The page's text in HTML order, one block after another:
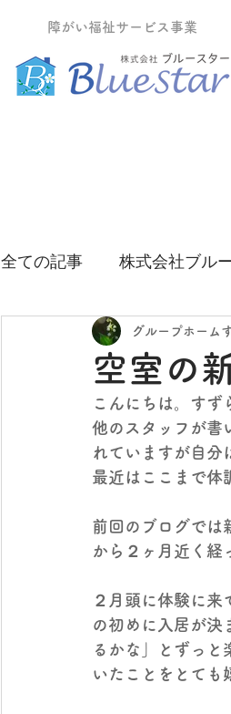
障がい福祉サービス事業
全ての記事 株式会社ブル
グループホームティーツ
空室の
グループホーム
こんにちは。すず
他のスタッフが書
れていますが自分
最近はここまで体
前回のブログでは
から２ヶ月近く経
２月頭に体験に来
の初めに入居が決
るかな」とずっと
いたことをとても